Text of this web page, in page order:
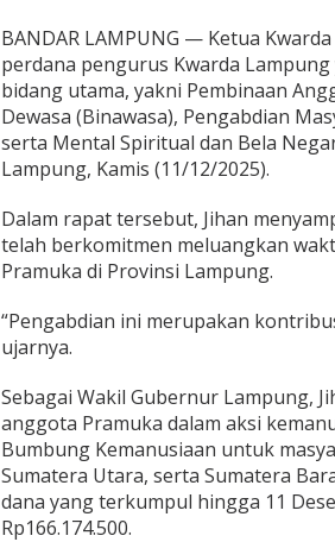
g
T
e
g
a
s
k
P
r
o
r
a
r
i
o
t
a
BANDAR LAMPUNG — Ketua
perdana pengurus Kwarda
bidang utama, yakni Pembinaan
Dewasa (Binawasa), Pengabdian
serta Mental Spiritual dan Bela
Lampung, Kamis (11/12/2025).
Dalam rapat tersebut, Jihan
telah berkomitmen meluangkan
Pramuka di Provinsi Lampung.
“Pengabdian ini merupakan
ujarnya.
Sebagai Wakil Gubernur Lampung,
anggota Pramuka dalam aksi
Bumbung Kemanusiaan untuk
Sumatera Utara, serta Sumatera
dana yang terkumpul hingga 11
Rp166.174.500.